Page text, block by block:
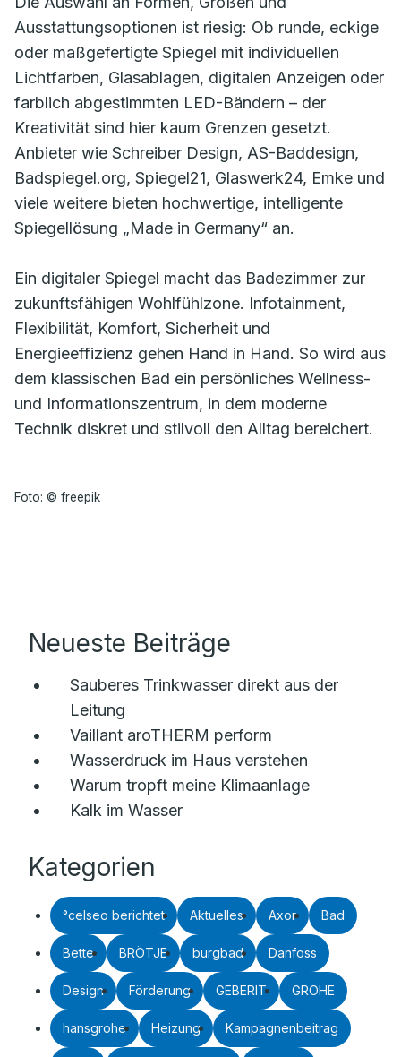
Ausstattungsoptionen ist riesig: Ob runde, eckige
oder maßgefertigte Spiegel mit individuellen
Lichtfarben, Glasablagen, digitalen Anzeigen oder
farblich abgestimmten LED-Bändern – der
Kreativität sind hier kaum Grenzen gesetzt.
Anbieter wie Schreiber Design, AS-Baddesign,
Badspiegel.org, Spiegel21, Glaswerk24, Emke und
viele weitere bieten hochwertige, intelligente
Spiegellösung „Made in Germany“ an.
Ein digitaler Spiegel macht das Badezimmer zur
zukunftsfähigen Wohlfühlzone. Infotainment,
Flexibilität, Komfort, Sicherheit und
Energieeffizienz gehen Hand in Hand. So wird aus
dem klassischen Bad ein persönliches Wellness-
und Informationszentrum, in dem moderne
Technik diskret und stilvoll den Alltag bereichert.
Foto: © freepik
Neueste Beiträge
Sauberes Trinkwasser direkt aus der
Leitung
Vaillant aroTHERM perform
Wasserdruck im Haus verstehen
Warum tropft meine Klimaanlage
Kalk im Wasser
Kategorien
°celseo berichtet Aktuelles Axor Bad
Bette BRÖTJE burgbad Danfoss
Design Förderung GEBERIT GROHE
hansgrohe Heizung Kampagnenbeitrag